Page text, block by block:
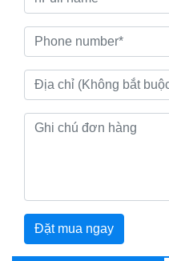
Đặt mua ngay